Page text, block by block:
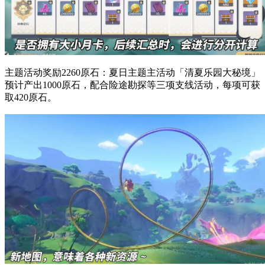
主题活动奖励2260原石：夏日主题主活动「清夏乐园大秘境」
预计产出1000原石，配合险途勘探等三项支线活动，每项可获
取420原石。